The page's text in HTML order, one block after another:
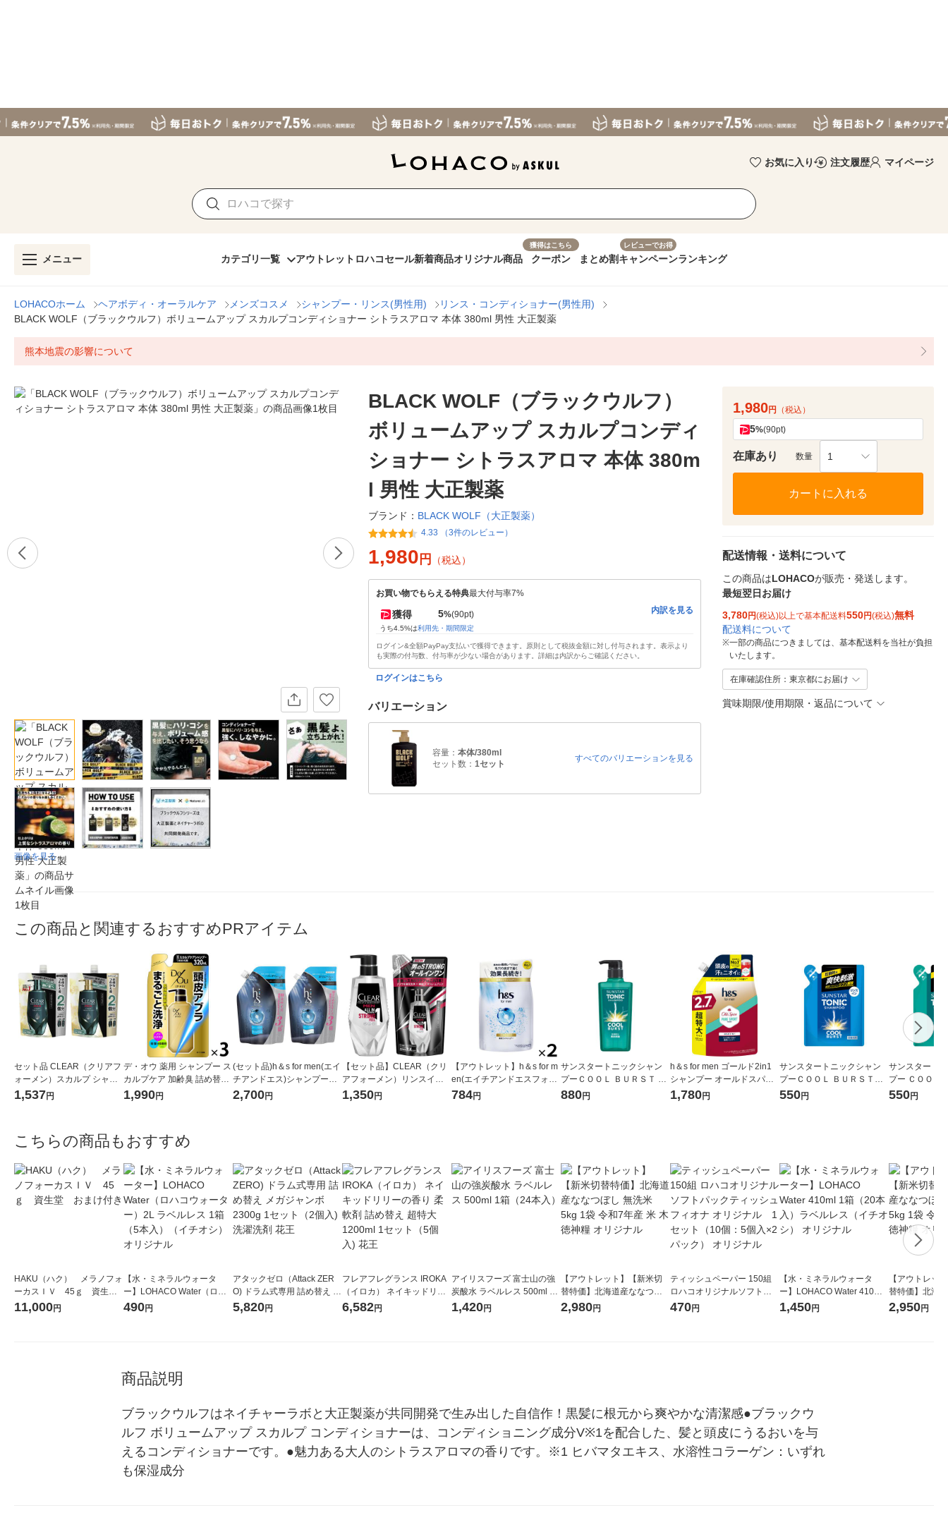
お気に入り 注文履歴 マイページ
メニュー カテゴリ一覧 アウトレット ロハコセール新着商品オリジナル商品
獲得はこちら
クーポン まとめ割
レビューでお得
キャンペーンランキング
LOHACOホーム ヘアボディ・オーラルケア メンズコスメ シャンプー・リンス(男性用)
リンス・コンディショナー(男性用)
BLACK WOLF（ブラックウルフ）ボリュームアップ スカルプコンディショナー シトラスアロマ 本体 380ml 男性 大正製薬
熊本地震の影響について
画像を見る
BLACK WOLF（ブラックウルフ）
ボリュームアップ スカルプコンディ
ショナー シトラスアロマ 本体 380m
l 男性 大正製薬
ブランド： BLACK WOLF（大正製薬）
4.33 （3件のレビュー）
1,980 円 （税込）
お買い物でもらえる特典最大付与率7%
獲得 5%(90pt)
うち4.5%は利用先・期間限定
内訳を見る
ログイン&全額PayPay支払いで獲得できます。原則として税抜金額に対し付与されます。表示より
も実際の付与数、付与率が少ない場合があります。詳細は内訳からご確認ください。
ログインはこちら
バリエーション
容量： 本体/380ml
セット数： 1セット
すべてのバリエーションを見る
1,980円 （税込）
5%(90pt)
在庫あり 数量 1
カートに入れる
配送情報・送料について
この商品はLOHACOが販売・発送します。
最短翌日お届け
3,780円(税込)以上で基本配送料550円(税込)無料
配送料について
※一部の商品につきましては、基本配送料を当社が負担
いたします。
在庫確認住所：東京都にお届け
賞味期限/使用期限・返品について
この商品と関連するおすすめPRアイテム
セット品 CLEAR（クリアフ
ォーメン）スカルプ シャン
プー＆コンディショナー ト
ータルケア 特大 詰め替え 各
1,537円
デ・オウ 薬用 シャンプー ス
カルプケア 加齢臭 詰め替え
320ml 3個 ロート製薬
1,990円
(セット品)h＆s for men(エイ
チアンドエス)シャンプー＆
コンディショナー ボリュー
ムアップ 詰め替え 超特大 90
2,700円
【セット品】CLEAR（クリ
アフォーメン）リンスイン
シャンプー ポンプ 本体 350
g + 詰め替え 280g ユニリー
1,350円
【アウトレット】h＆s for m
en(エイチアンドエスフォー
メン) スカルプゴールド 薬用
784円
サンスタートニックシャン
プーＣＯＯＬ ＢＵＲＳＴ 本
体 460mL 1個 毛穴洗浄 皮
880円
h＆s for men ゴールド2in1
シャンプー オールドスパイ
スピュアスポーツ 詰替超
特大2.7倍 800g
1,780円
サンスタートニックシャン
プーＣＯＯＬ ＢＵＲＳＴ
リンスイン 詰替え用 340m
550円
サンスター ト
プー ＣＯＯＬ
め替え用
550円
こちらの商品もおすすめ
HAKU（ハク） メラノフォ
ーカスＩＶ 45ｇ 資生
堂 おまけ付き
11,000円
【水・ミネラルウォータ
ー】LOHACO Water（ロハ
コウォーター）2L ラベルレ
490円
アタックゼロ（Attack ZER
O) ドラム式専用 詰め替え メ
ガジャンボ 2300g 1セット
（2個入) 洗濯洗剤 花王
5,820円
フレアフレグランス IROKA
（イロカ） ネイキッドリリ
ーの香り 柔軟剤 詰め替え 超
特大 1200ml 1セット（5個
6,582円
アイリスフーズ 富士山の強
炭酸水 ラベルレス 500ml 1
箱（24本入）
1,420円
【アウトレット】【新米切
替特価】北海道産ななつぼ
し 無洗米 5kg 1袋 令和7年産
米 木徳神糧 オリジナル
2,980円
ティッシュペーパー 150組
ロハコオリジナルソフトパ
ックティッシュ フィオナ オ
470円
【水・ミネラルウォータ
ー】LOHACO Water 410ml
1箱（20本入）ラベルレス
（イチオシ） オリジナル
1,450円
【アウトレッ
替特価】北海
し 精白米 5kg
米 木徳神糧 オ
2,950円
商品説明
ブラックウルフはネイチャーラボと大正製薬が共同開発で生み出した自信作！黒髪に根元から爽やかな清潔感●ブラックウ
ルフ ボリュームアップ スカルプ コンディショナーは、コンディショニング成分V※1を配合した、髪と頭皮にうるおいを与
えるコンディショナーです。●魅力ある大人のシトラスアロマの香りです。※1 ヒバマタエキス、水溶性コラーゲン：いずれ
も保湿成分